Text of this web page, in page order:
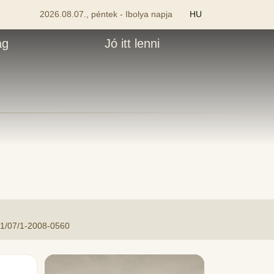
2026.08.07., péntek - Ibolya napja HU
Jó itt lenni
07/1-2008-0560